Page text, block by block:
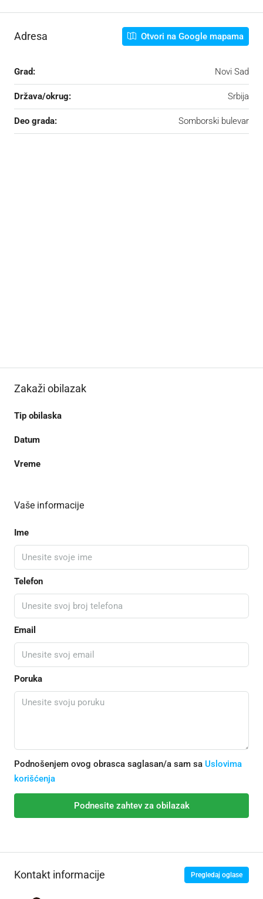
Adresa Otvori na Google mapama
Grad: Novi Sad
Država/okrug: Srbija
Deo grada: Somborski bulevar
Zakaži obilazak
Tip obilaska
Datum
Vreme
Vaše informacije
Ime
Telefon
Email
Poruka
Podnošenjem ovog obrasca saglasan/a sam sa Uslovima
korišćenja
Podnesite zahtev za obilazak
Kontakt informacije Pregledaj oglase